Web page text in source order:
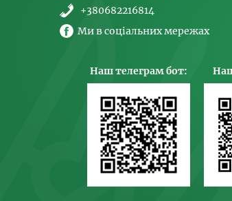
+380682216814
Ми в соціальних мережах
Наш телеграм бот: